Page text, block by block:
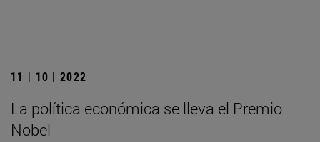
11 | 10 | 2022
La política económica se lleva el Premio
Nobel